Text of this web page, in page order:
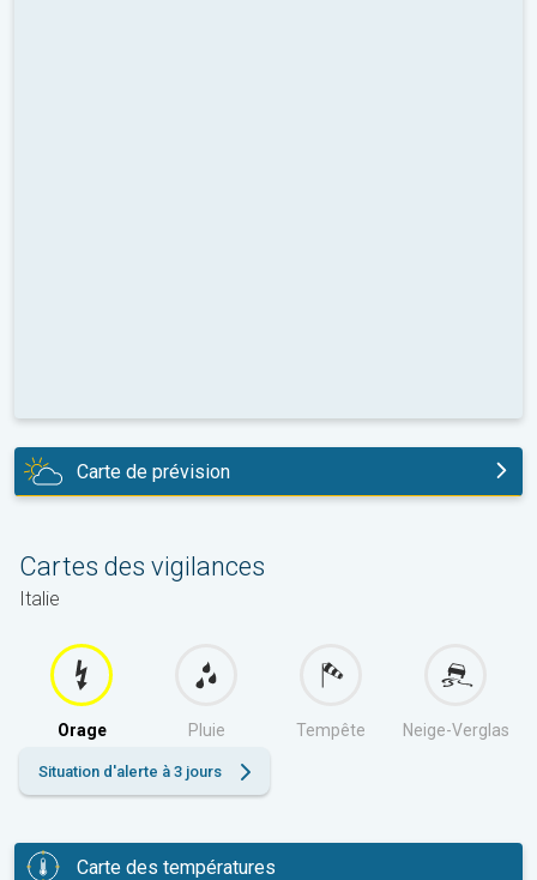
Carte de prévision
Cartes des vigilances
Italie
Orage Pluie Tempête Neige-Verglas
Situation d'alerte à 3 jours
Carte des températures